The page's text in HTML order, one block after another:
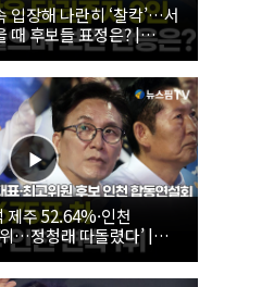
입장해 나란히 ‘찰칵’…서
때 후보들 표정은? |
당 당대표·최고위원 후
주 52.64%·인천
…정청래 따돌렸다’ |
당 당대표·최고위원 후